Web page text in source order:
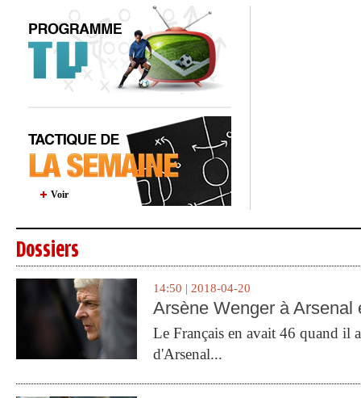
Voir
Dossiers
14:50 | 2018-04-20
Arsène Wenger à Arsenal
Le Français en avait 46 quand il
d'Arsenal...